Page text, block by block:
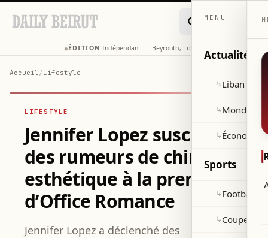
◆ÉDITION ·Indépendant — Beyrouth, Liban
Accueil/Lifestyle
LIFESTYLE
Jennifer Lopez suscite
des rumeurs de chirurgie
esthétique à la première
d’Office Romance
Jennifer Lopez a déclenché des
MENU
Actualités
↳Liban
↳Monde
↳Économie
Sports
↳Football
↳Coupe du